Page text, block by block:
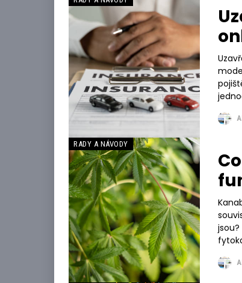
RADY A NÁVODY
jsou? Co jsou kanabinoidy a jaký mají efekt Kanabinoidy, respektive